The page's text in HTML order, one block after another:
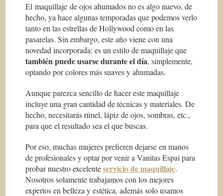
El maquillaje de ojos ahumados no es algo nuevo, de
hecho, ya hace algunas temporadas que podemos verlo
tanto en las estrellas de Hollywood como en las
pasarelas. Sin embargo, este año viene con una
novedad incorporada: es un estilo de maquillaje que
también puede usarse durante el día, simplemente,
optando por colores más suaves y ahumadas.
Aunque parezca sencillo de hacer este maquillaje
incluye una gran cantidad de técnicas y materiales. De
hecho, necesitarás rímel, lápiz de ojos, sombras, etc.,
para que el resultado sea el que buscas.
Por eso, muchas mujeres prefieren dejarse en manos
de profesionales y optar por venir a Vanitas Espai para
probar nuestro excelenteservicio de maquillaje.
Nosotros solamente trabajamos con los mejores
expertos en belleza y estética, además solo usamos